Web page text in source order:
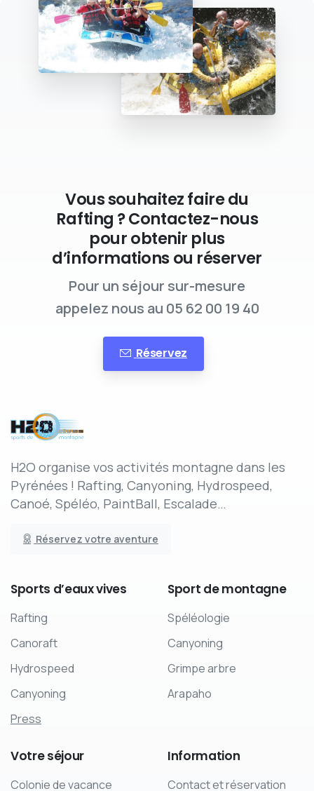
Vous souhaitez faire du
Rafting ? Contactez-nous
pour obtenir plus
d’informations ou réserver
Pour un séjour sur-mesure
appelez nous au 05 62 00 19 40
Réservez
H2O organise vos activités montagne dans les
Pyrénées ! Rafting, Canyoning, Hydrospeed,
Canoé, Spéléo, PaintBall, Escalade…
Réservez votre aventure
Sports d’eauxvives
Rafting
Canoraft
Hydrospeed
Canyoning
Press
Sport demontagne
Spéléologie
Canyoning
Grimpe arbre
Arapaho
Votreséjour
Colonie de vacance
Information
Contact et réservation